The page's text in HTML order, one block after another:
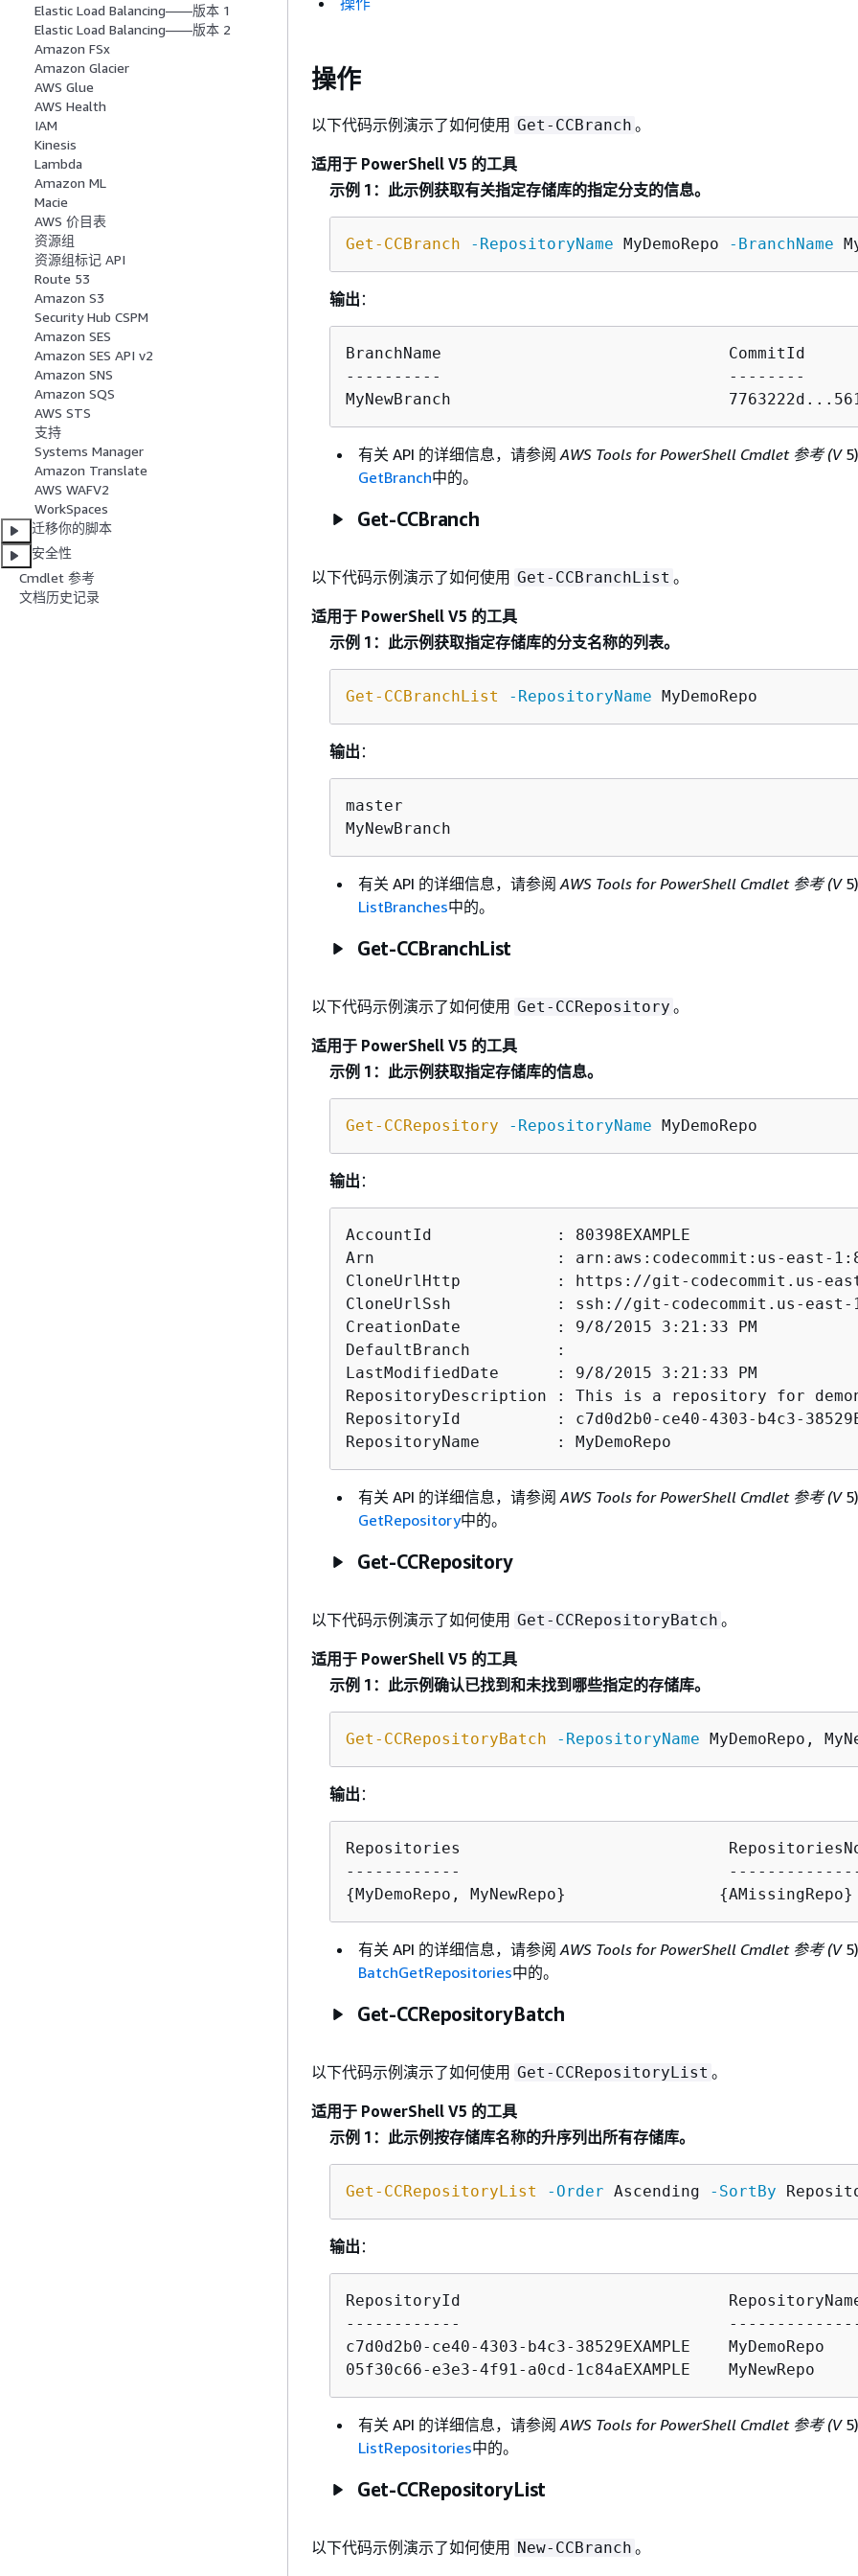
Elastic Load Balancing——版本 1
Elastic Load Balancing——版本 2
Amazon FSx
Amazon Glacier
AWS Glue
AWS Health
IAM
Kinesis
Lambda
Amazon ML
Macie
AWS 价目表
资源组
资源组标记 API
Route 53
Amazon S3
Security Hub CSPM
Amazon SES
Amazon SES API v2
Amazon SNS
Amazon SQS
AWS STS
支持
Systems Manager
Amazon Translate
AWS WAFV2
WorkSpaces
迁移你的脚本
安全性
Cmdlet 参考
文档历史记录
操作
以下代码示例演示了如何使用 Get-CCBranch 。
适用于 PowerShell V5 的工具
示例 1：此示例获取有关指定存储库的指定分支的信息。
Get-CCBranch -RepositoryName MyDemoRepo -BranchName
输出 ：
BranchName                              CommitId
----------                              --------
MyNewBranch
有关 API 的详细信息，请参阅 AWS Tools for PowerShell Cmdlet 参考 (V5)
GetBranch中的。
Get-CCBranch
以下代码示例演示了如何使用 Get-CCBranchList 。
适用于 PowerShell V5 的工具
示例 1：此示例获取指定存储库的分支名称的列表。
Get-CCBranchList -RepositoryName
输出 ：
master
MyNewBranch
有关 API 的详细信息，请参阅 AWS Tools for PowerShell Cmdlet 参考 (V5)
ListBranches中的。
Get-CCBranchList
以下代码示例演示了如何使用 Get-CCRepository 。
适用于 PowerShell V5 的工具
示例 1：此示例获取指定存储库的信息。
Get-CCRepository -RepositoryName
输出 ：
AccountId             : 80398EXAMPLE
Arn                   : arn:aws:codecommit:us-east-
CloneUrlHttp          : https://git-codecommit.us-east-
CloneUrlSsh           : ssh://git-codecommit.us-east-
CreationDate          : 9/8/2015 3:21:33 PM
DefaultBranch         :
LastModifiedDate      : 9/8/2015 3:21:33 PM
RepositoryDescription : This is a repository for
RepositoryId          : c7d0d2b0-ce40-4303-b4c3-
RepositoryName        : MyDemoRepo
有关 API 的详细信息，请参阅 AWS Tools for PowerShell Cmdlet 参考 (V5)
GetRepository中的。
Get-CCRepository
以下代码示例演示了如何使用 Get-CCRepositoryBatch 。
适用于 PowerShell V5 的工具
示例 1：此示例确认已找到和未找到哪些指定的存储库。
Get-CCRepositoryBatch -RepositoryName
输出 ：
Repositories
{MyDemoRepo, MyNewRepo} {AMissingRepo}
有关 API 的详细信息，请参阅AWS Tools for PowerShell Cmdlet 参考 (V5)
BatchGetRepositories中的。
Get-CCRepositoryBatch
以下代码示例演示了如何使用 Get-CCRepositoryList 。
适用于 PowerShell V5 的工具
示例 1：此示例按存储库名称的升序列出所有存储库。
Get-CCRepositoryList -Order Ascending -SortBy
输出 ：
RepositoryId
------------
c7d0d2b0-ce40-4303-b4c3-38529EXAMPLE    MyDemoRepo
05f30c66-e3e3-4f91-a0cd-1c84aEXAMPLE    MyNewRepo
有关 API 的详细信息，请参阅AWS Tools for PowerShell Cmdlet 参考 (V5)
ListRepositories中的。
Get-CCRepositoryList
以下代码示例演示了如何使用 New-CCBranch 。